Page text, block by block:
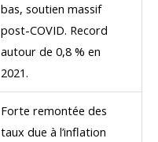
bas, soutien massif
post-COVID. Record
autour de 0,8 % en
2021.
Forte remontée des
taux due à l’inflation